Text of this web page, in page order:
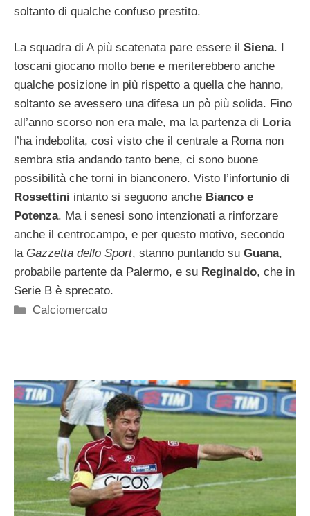
soltanto di qualche confuso prestito.
La squadra di A più scatenata pare essere il Siena. I
toscani giocano molto bene e meriterebbero anche
qualche posizione in più rispetto a quella che hanno,
soltanto se avessero una difesa un pò più solida. Fino
all’anno scorso non era male, ma la partenza di Loria
l’ha indebolita, così visto che il centrale a Roma non
sembra stia andando tanto bene, ci sono buone
possibilità che torni in bianconero. Visto l’infortunio di
Rossettini intanto si seguono anche Bianco e
Potenza. Ma i senesi sono intenzionati a rinforzare
anche il centrocampo, e per questo motivo, secondo
la Gazzetta dello Sport, stanno puntando su Guana,
probabile partente da Palermo, e su Reginaldo, che in
Serie B è sprecato.
Categorie
Calciomercato